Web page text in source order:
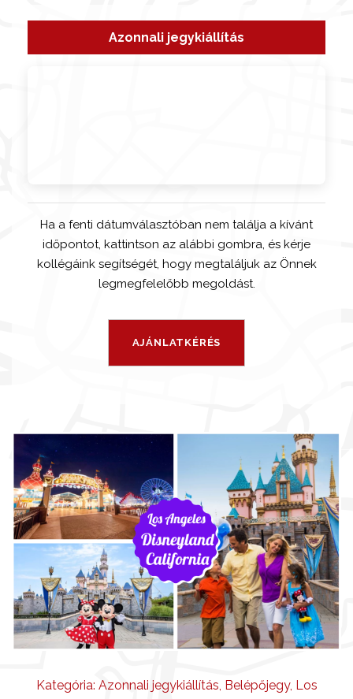
Azonnali jegykiállítás
Ha a fenti dátumválasztóban nem találja a kívánt
időpontot, kattintson az alábbi gombra, és kérje
kollégáink segítségét, hogy megtaláljuk az Önnek
legmegfelelőbb megoldást.
Kategória: Azonnali jegykiállítás, Belépőjegy, Los